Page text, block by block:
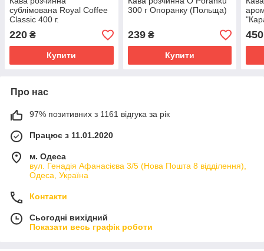
сублімована Royal Coffee
Classic 400 г.
220 ₴
Купити
300 г Опоранку (Польща)
239₴
Купити
450
Про нас
97% позитивних з 1161 відгука за рік
Працює з 11.01.2020
м. Одеса
вул. Генадія Афанасієва 3/5 (Нова Пошта 8 відділення),
Одеса, Україна
Контакти
Сьогодні вихідний
Показати весь графік роботи